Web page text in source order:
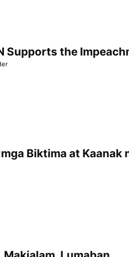
Supports the
Biktima at Kaanak